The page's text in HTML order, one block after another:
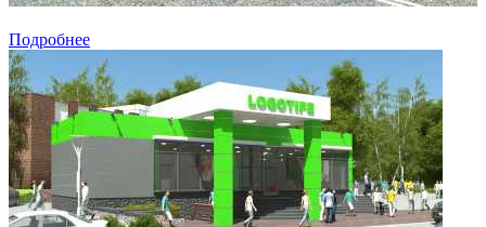
Подробнее